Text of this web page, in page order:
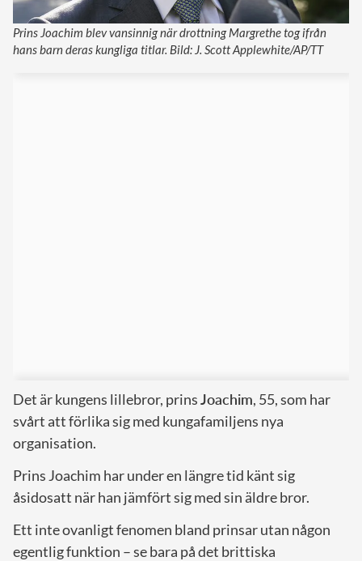
Prins Joachim blev vansinnig när drottning Margrethe tog ifrån
hans barn deras kungliga titlar. Bild: J. Scott Applewhite/AP/TT
Det är kungens lillebror, prinsJoachim, 55, som har
svårt att förlika sig med kungafamiljens nya
organisation.
Prins Joachim har under en längre tid känt sig
åsidosatt när han jämfört sig med sin äldre bror.
Ett inte ovanligt fenomen bland prinsar utan någon
egentlig funktion – se bara på det brittiska